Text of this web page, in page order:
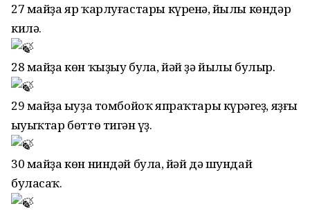
27 майҙа яр ҡарлуғастары күренһә, йылы көндәр
килә.
28 майҙа көн ҡыҙыу булһа, йәй ҙә йылы булыр.
29 майҙа һыуҙа томбойоҡ япраҡтары күрһәгеҙ, яҙғы
һыуыҡтар бөттө тигән һүҙ.
30 майҙа көн ниндәй булһа, йәй дә шундай
буласаҡ.